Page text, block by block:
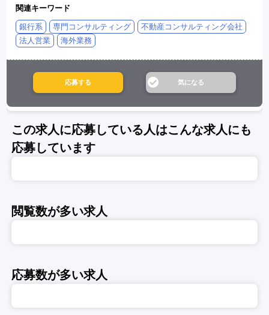
関連キーワード
銀行系 専門コンサルティング
不動産コンサルティング会社
法人営業
海外業務
この求人に応募している人はこんな求人にも
応募しています
閲覧数が多い求人
応募数が多い求人